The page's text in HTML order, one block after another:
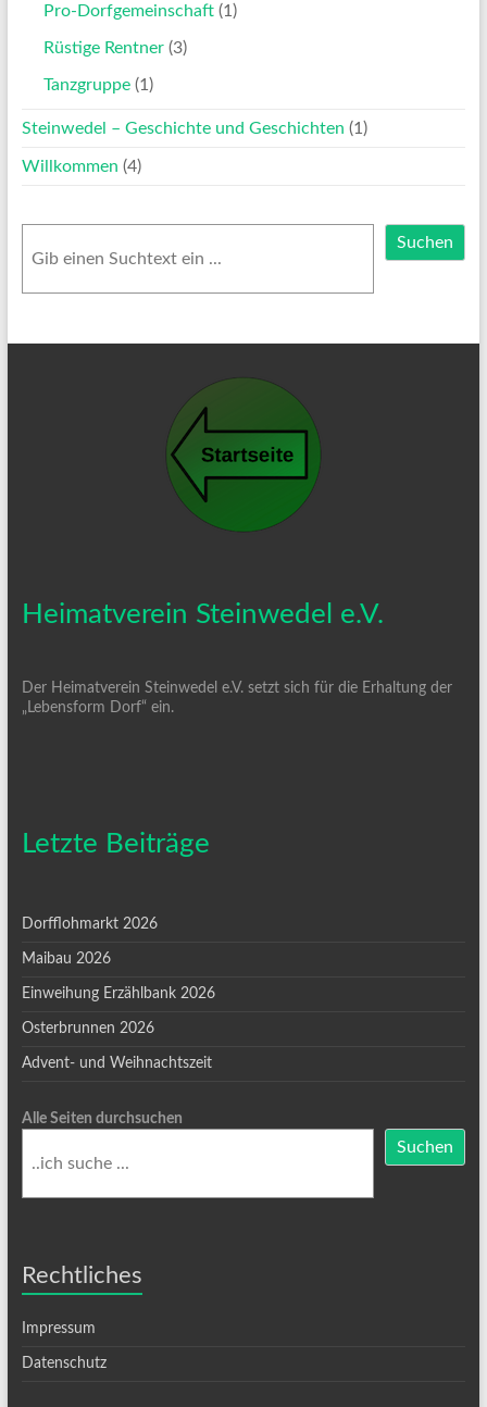
Pro-Dorfgemeinschaft(1)
Rüstige Rentner(3)
Tanzgruppe(1)
Steinwedel – Geschichte und Geschichten (1)
Willkommen (4)
Suchen
Heimatverein Steinwedel e.V.
Der Heimatverein Steinwedel e.V. setzt sich für die Erhaltung der
„Lebensform Dorf“ ein.
Letzte Beiträge
Dorfflohmarkt 2026
Maibau 2026
Einweihung Erzählbank 2026
Osterbrunnen 2026
Advent- und Weihnachtszeit
Alle Seiten durchsuchen
Suchen
Rechtliches
Impressum
Datenschutz